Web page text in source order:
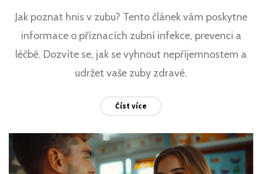
Jak poznat hnis v zubu? Tento článek vám poskytne
informace o příznacích zubní infekce, prevenci a
léčbě. Dozvíte se, jak se vyhnout nepříjemnostem a
udržet vaše zuby zdravé.
Číst více